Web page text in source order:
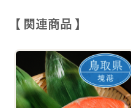
【 関連商品 】